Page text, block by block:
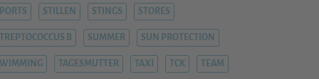
STILLEN STINGS STORES
B SUMMER SUN PROTECTION
TAGESMUTTER TAXI TCK TEAM